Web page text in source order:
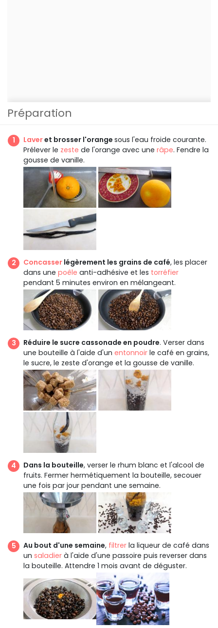
Préparation
Laveret brosser l'orange sous l'eau froide courante.
Prélever le zeste de l'orange avec une râpe. Fendre la
gousse de vanille.
Concasser légèrement les grains de café, les placer
dans une poêle anti-adhésive et les torréfier
pendant 5 minutes environ en mélangeant.
Réduire le sucre cassonade en poudre. Verser dans
une bouteille à l'aide d'un entonnoir le café en grains,
le sucre, le zeste d'orange et la gousse de vanille.
Dans la bouteille, verser le rhum blanc et l'alcool de
fruits. Fermer hermétiquement la bouteille, secouer
une fois par jour pendant une semaine.
Au bout d'une semaine, filtrer la liqueur de café dans
un saladier à l'aide d'une passoire puis reverser dans
la bouteille. Attendre 1 mois avant de déguster.